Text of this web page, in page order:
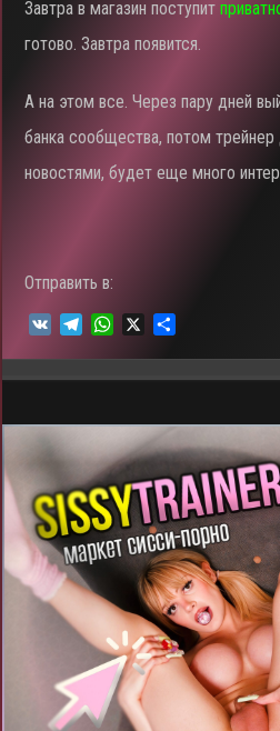
Завтра в магазин поступит
готово. Завтра появится.
А на этом все. Через пару дней
банка сообщества, потом
новостями, будет еще много
Отправить в:
a
m
W
p
p
и
т
ь